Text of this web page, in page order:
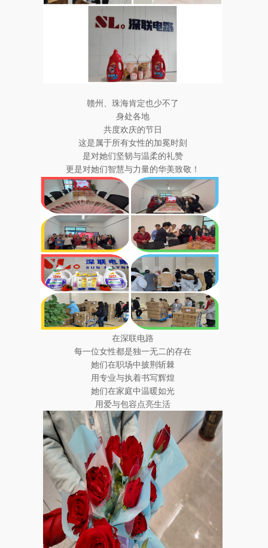
赣州、珠海肯定也少不了
身处各地
共度欢庆的节日
这是属于所有女性的加冕时刻
是对她们坚韧与温柔的礼赞
更是对她们智慧与力量的华美致敬！
在深联电路
每一位女性都是独一无二的存在
她们在职场中披荆斩棘
用专业与执着书写辉煌
她们在家庭中温暖如光
用爱与包容点亮生活